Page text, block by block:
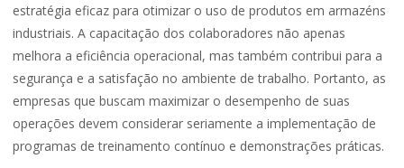
estratégia eficaz para otimizar o uso de produtos em armazéns
industriais. A capacitação dos colaboradores não apenas
melhora a eficiência operacional, mas também contribui para a
segurança e a satisfação no ambiente de trabalho. Portanto, as
empresas que buscam maximizar o desempenho de suas
operações devem considerar seriamente a implementação de
programas de treinamento contínuo e demonstrações práticas.